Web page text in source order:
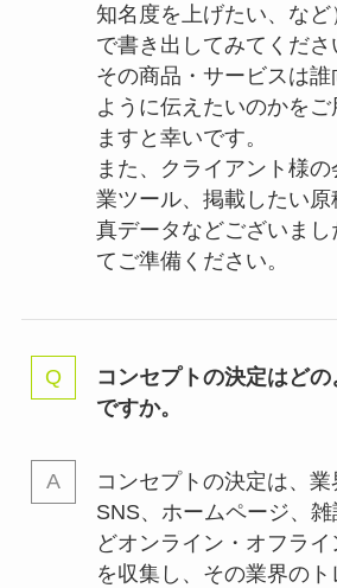
知名度を上げたい、など
で書き出してみてくださ
その商品・サービスは
ように伝えたいのかを
ますと幸いです。
また、クライアント様
業ツール、掲載したい
真データなどございま
てご準備ください。
コンセプトの決定はど
ですか。
コンセプトの決定は、業
SNS、ホームページ、
どオンライン・オフラ
を収集し、その業界の